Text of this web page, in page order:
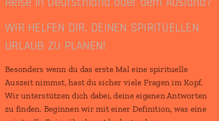
WIR HELFEN DIR, DEINEN SPIRITUELLEN
URLAUB ZU PLANEN!
Besonders wenn du das erste Mal eine spirituelle
Auszeit nimmst, hast du sicher viele Fragen im Kopf.
Wir unterstützen dich dabei, deine eigenen Antworten
zu finden. Beginnen wir mit einer Definition, was eine